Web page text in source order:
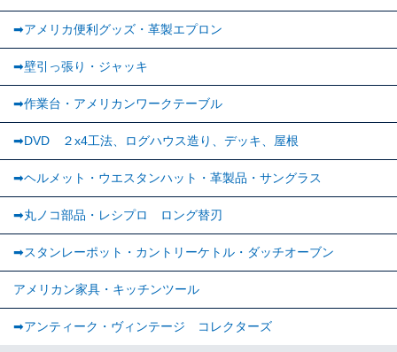
➡アメリカ便利グッズ・革製エプロン
➡壁引っ張り・ジャッキ
➡作業台・アメリカンワークテーブル
➡DVD ２x4工法、ログハウス造り、デッキ、屋根
➡ヘルメット・ウエスタンハット・革製品・サングラス
➡丸ノコ部品・レシプロ ロング替刃
➡スタンレーポット・カントリーケトル・ダッチオーブン
アメリカン家具・キッチンツール
➡︎アンティーク・ヴィンテージ コレクターズ